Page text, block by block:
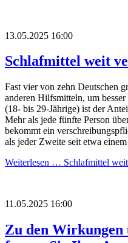
13.05.2025 16:00
Schlafmittel weit
Fast vier von zehn Deutschen
anderen Hilfsmitteln, um
(18- bis 29-Jährige) ist der
Mehr als jede fünfte Person
bekommt ein
als jeder Zweite seit etwa
Weiterlesen … Schlafmittel
11.05.2025 16:00
Zu den Wirkungen